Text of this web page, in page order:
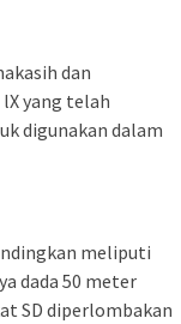
dan
yang telah
digunakan dalam
meliputi
dada 50 meter
SD diperlombakan